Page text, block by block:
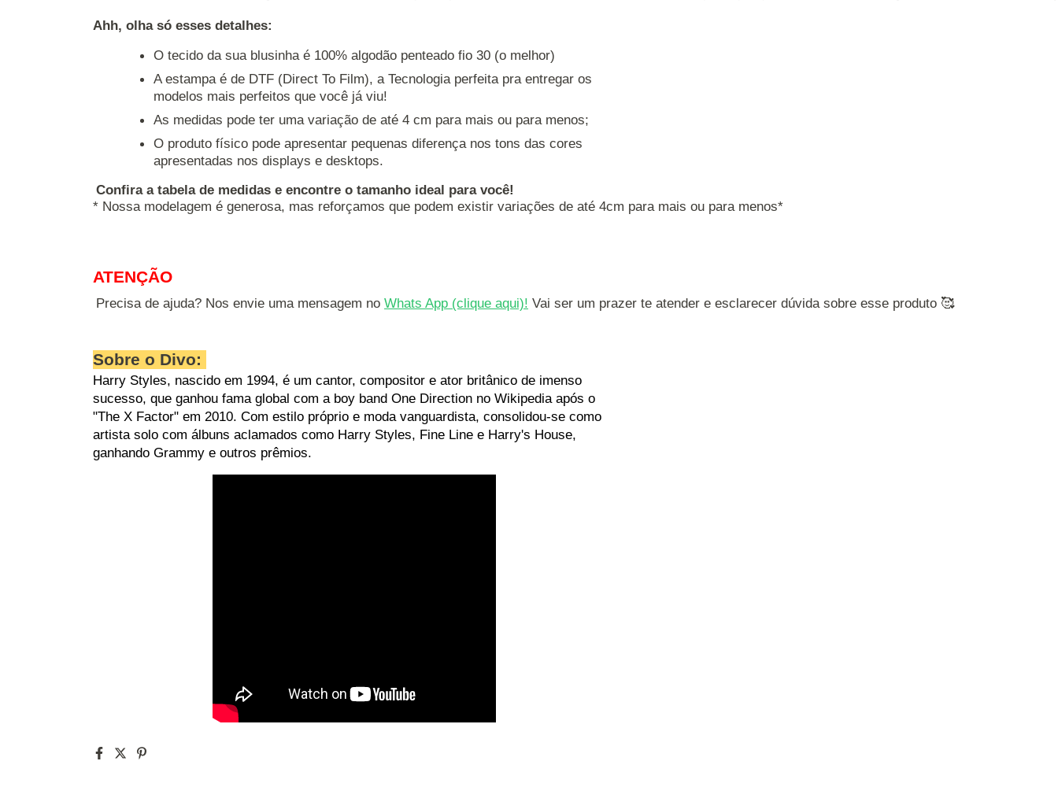
Ahh, olha só esses detalhes:
O tecido da sua blusinha é 100% algodão penteado fio 30 (o melhor)
A estampa é de DTF (Direct To Film), a Tecnologia perfeita pra entregar os
modelos mais perfeitos que você já viu!
As medidas pode ter uma variação de até 4 cm para mais ou para menos;
O produto físico pode apresentar pequenas diferença nos tons das cores
apresentadas nos displays e desktops.
Confira a tabela de medidas e encontre o tamanho ideal para você!
* Nossa modelagem é generosa, mas reforçamos que podem existir variações de até 4cm para mais ou para menos*
ATENÇÃO
Precisa de ajuda? Nos envie uma mensagem no Whats App (clique aqui)! Vai ser um prazer te atender e esclarecer dúvida sobre esse produto 🥰
Sobre o Divo:
Harry Styles, nascido em 1994, é um cantor, compositor e ator britânico de imenso
sucesso, que ganhou fama global com a boy band One Direction no Wikipedia após o
"The X Factor" em 2010. Com estilo próprio e moda vanguardista, consolidou-se como
artista solo com álbuns aclamados como Harry Styles, Fine Line e Harry's House,
ganhando Grammy e outros prêmios.